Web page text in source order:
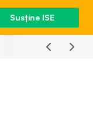
Susține ISE